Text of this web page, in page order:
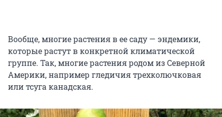
Вообще, многие растения в ее саду — эндемики,
которые растут в конкретной климатической
группе. Так, многие растения родом из Северной
Америки, например гледичия трехколючковая
или тсуга канадская.